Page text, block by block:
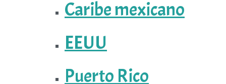
Caribe mexicano
EEUU
Puerto Rico